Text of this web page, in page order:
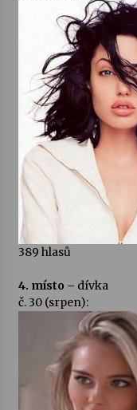
389 hlasů
4. místo – dívka
č. 30 (srpen):